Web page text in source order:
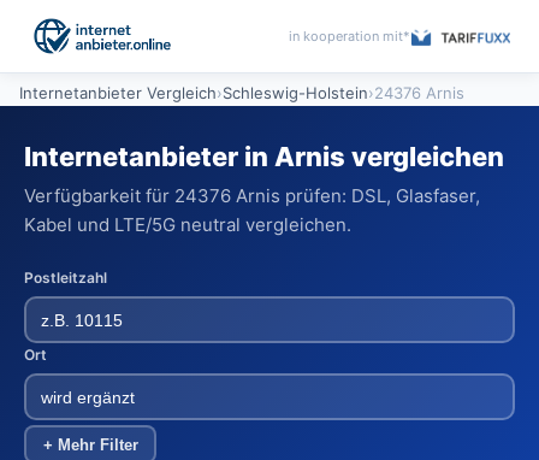
in kooperation mit*
Internetanbieter Vergleich›Schleswig-Holstein›24376 Arnis
Internetanbieter in Arnis vergleichen
Verfügbarkeit für 24376 Arnis prüfen: DSL, Glasfaser,
Kabel und LTE/5G neutral vergleichen.
Postleitzahl
Ort
+ Mehr Filter